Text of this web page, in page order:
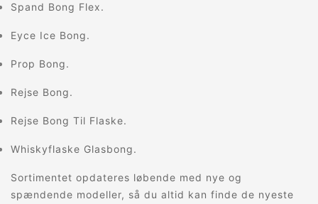
Spand Bong Flex.
Eyce Ice Bong.
Prop Bong.
Rejse Bong.
Rejse Bong Til Flaske.
Whiskyflaske Glasbong.
Sortimentet opdateres løbende med nye og
spændende modeller, så du altid kan finde de nyeste